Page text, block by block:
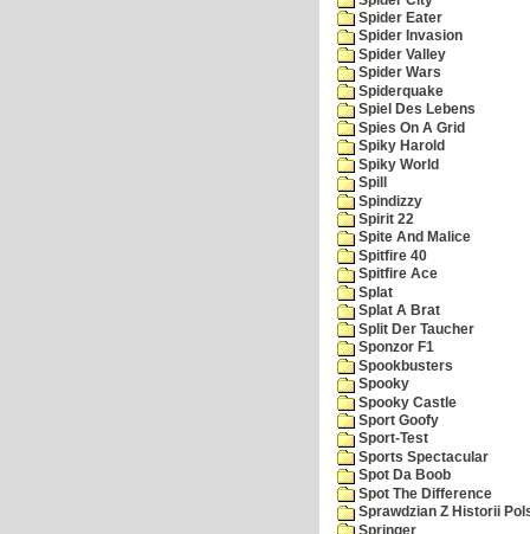
Spider Eater
Spider Invasion
Spider Valley
Spider Wars
Spiderquake
Spiel Des Lebens
Spies On A Grid
Spiky Harold
Spiky World
Spill
Spindizzy
Spirit 22
Spite And Malice
Spitfire 40
Spitfire Ace
Splat
Splat A Brat
Split Der Taucher
Sponzor F1
Spookbusters
Spooky
Spooky Castle
Sport Goofy
Sport-Test
Sports Spectacular
Spot Da Boob
Spot The Difference
Sprawdzian Z Historii
Springer